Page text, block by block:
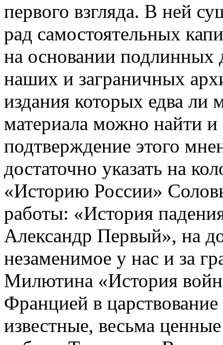
первого взгляда. В ней
рад самостоятельных
на основании подлинных
наших и заграничных
издания которых едва ли
материала можно найти
подтверждение этого
достаточно указать на
«Историю России»
работы: «История
Александр Первый», на
незаменимое у нас и за
Милютина «История
Францией в
известные, весьма